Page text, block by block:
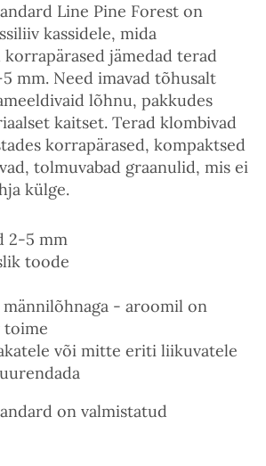
Line Pine Forest on
kassidele, mida
korrapärased jämedad terad
mm. Need imavad tõhusalt
lõhnu, pakkudes
kaitset. Terad klombivad
korrapärased, kompaktsed
tolmuvabad graanulid, mis ei
külge.
2-5 mm
toode
männilõhnaga - aroomil on
toime
või mitte eriti liikuvatele
on valmistatud